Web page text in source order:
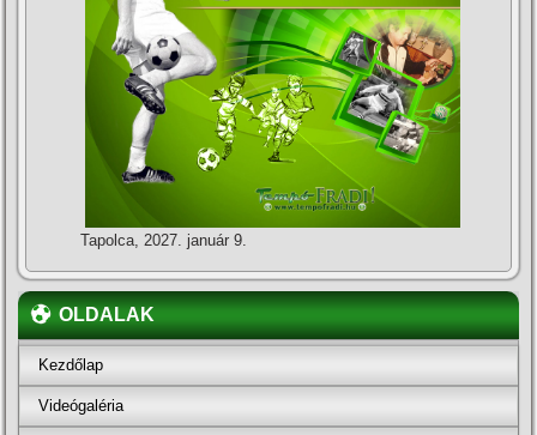
Tapolca, 2027. január 9.
OLDALAK
Kezdőlap
Videógaléria